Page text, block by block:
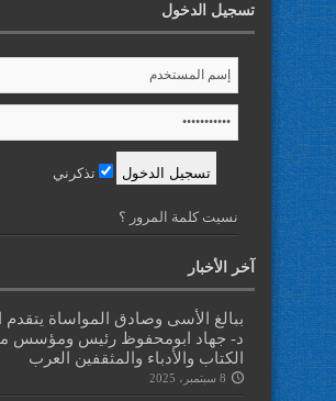
تسجيل الدخول
تذكرني
نسيت كلمة المرور ؟
آخر الأخبار
ببالغ الأسى وصادق المواساة
د- جهاد ابومحفوظ رئيس ومؤسس
الكتاب والأدباء والمثقفين العرب
8 سبتمبر، 2025